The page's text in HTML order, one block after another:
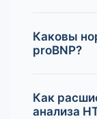
Каковы
proBNP?
Как
анализа